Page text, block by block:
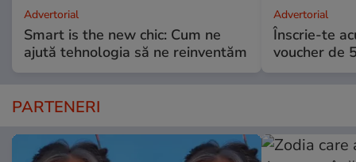
Advertorial
Smart is the new chic: Cum ne
ajută tehnologia să ne reinventăm
Advertorial
Înscrie-te
voucher de
PARTENERI